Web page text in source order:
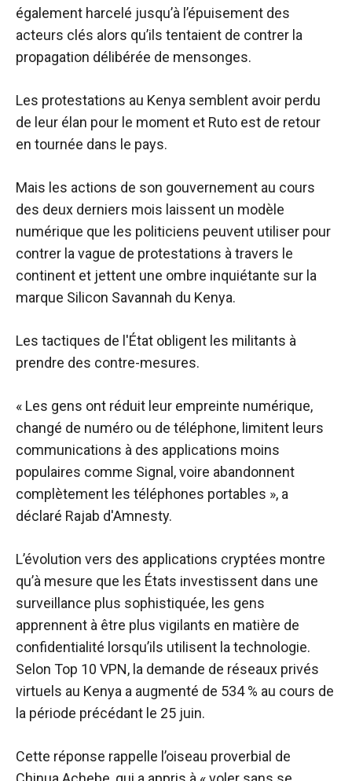
également harcelé jusqu’à l’épuisement des
acteurs clés alors qu’ils tentaient de contrer la
propagation délibérée de mensonges.
Les protestations au Kenya semblent avoir perdu
de leur élan pour le moment et Ruto est de retour
en tournée dans le pays.
Mais les actions de son gouvernement au cours
des deux derniers mois laissent un modèle
numérique que les politiciens peuvent utiliser pour
contrer la vague de protestations à travers le
continent et jettent une ombre inquiétante sur la
marque Silicon Savannah du Kenya.
Les tactiques de l'État obligent les militants à
prendre des contre-mesures.
« Les gens ont réduit leur empreinte numérique,
changé de numéro ou de téléphone, limitent leurs
communications à des applications moins
populaires comme Signal, voire abandonnent
complètement les téléphones portables », a
déclaré Rajab d'Amnesty.
L’évolution vers des applications cryptées montre
qu’à mesure que les États investissent dans une
surveillance plus sophistiquée, les gens
apprennent à être plus vigilants en matière de
confidentialité lorsqu’ils utilisent la technologie.
Selon Top 10 VPN, la demande de réseaux privés
virtuels au Kenya a augmenté de 534 % au cours de
la période précédant le 25 juin.
Cette réponse rappelle l’oiseau proverbial de